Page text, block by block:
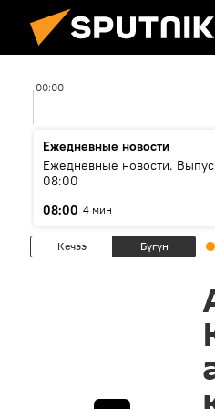
00:00
Ежедневные новости
Ежедневные новости.
08:00
08:00 4 мин
Кечээ Бүгүн